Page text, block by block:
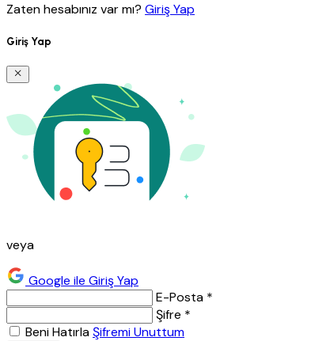
Zaten hesabınız var mı? Giriş Yap
Giriş Yap
veya
Google ile Giriş Yap
E-Posta *
Şifre *
Beni HatırlaŞifremi Unuttum